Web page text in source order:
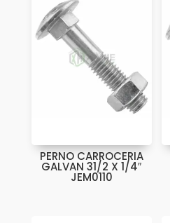
PERNO CARROCERIA
GALVAN 31/2 X 1/4″
JEM0110